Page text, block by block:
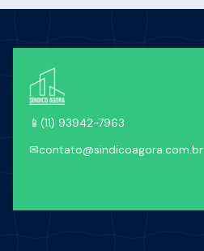
📱 (11) 93942-7963
✉contato@sindicoagora.com.br